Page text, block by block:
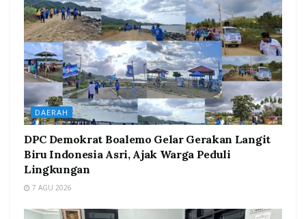
DAERAH
DPC Demokrat Boalemo Gelar Gerakan Langit
Biru Indonesia Asri, Ajak Warga Peduli
Lingkungan
7 AGU 2026